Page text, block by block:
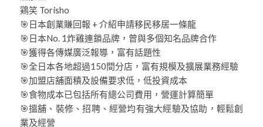
鶏笑 Torisho
🎯日本創業賺回報 + 介紹申請移民移居一條龍
🎯日本No. 1炸雞連鎖品牌，曾與多個知名品牌合作
🎯獲得各傳媒廣泛報導，富有話題性
🎯全日本各地超過150間分店，富有規模及擴展業務經驗
🎯加盟店舖面積及設備要求低，低投資成本
🎯食物成本已包括所有總公司費用，營運計算簡單
🎯搵舖、裝修、招聘、經營均有強大經驗及協助，輕鬆創
業及經營